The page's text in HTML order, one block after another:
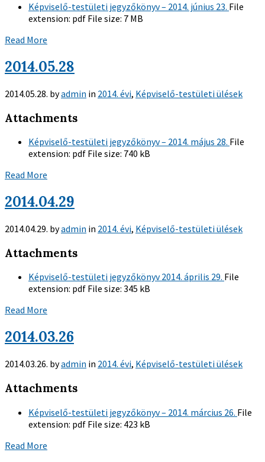
Képviselő-testületi jegyzőkönyv – 2014. június 23. File
extension: pdf File size: 7 MB
Read More
2014.05.28
2014.05.28. byadmin in 2014. évi, Képviselő-testületi ülések
Attachments
Képviselő-testületi jegyzőkönyv – 2014. május 28. File
extension: pdf File size: 740 kB
Read More
2014.04.29
2014.04.29. byadmin in 2014. évi, Képviselő-testületi ülések
Attachments
Képviselő-testületi jegyzőkönyv 2014. április 29. File
extension: pdf File size: 345 kB
Read More
2014.03.26
2014.03.26. byadmin in 2014. évi, Képviselő-testületi ülések
Attachments
Képviselő-testületi jegyzőkönyv – 2014. március 26. File
extension: pdf File size: 423 kB
Read More